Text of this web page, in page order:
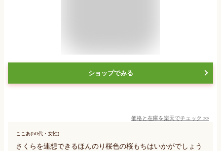
ショップでみる
価格と在庫を楽天でチェック >>
ここあ(50代・女性)
さくらを連想できるほんのり桜色の桜もちはいかがでしょう